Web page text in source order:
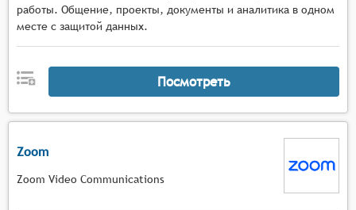
работы. Общение, проекты, документы и аналитика в одном
месте с защитой данных.
Посмотреть
Zoom
Zoom Video Communications